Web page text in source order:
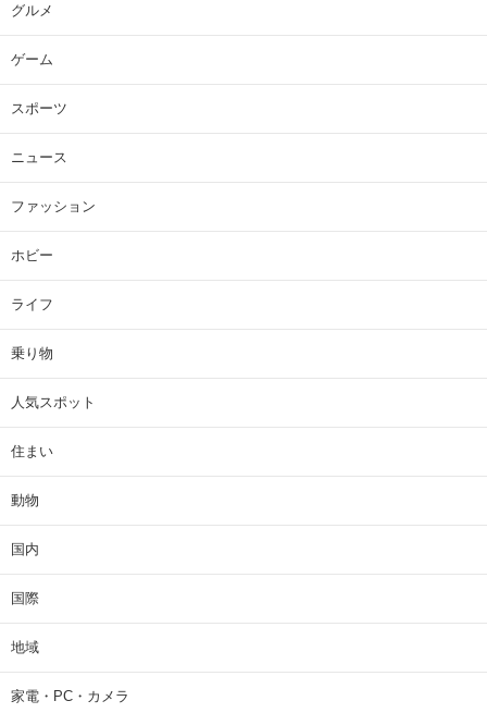
グルメ
ゲーム
スポーツ
ニュース
ファッション
ホビー
ライフ
乗り物
人気スポット
住まい
動物
国内
国際
地域
家電・PC・カメラ